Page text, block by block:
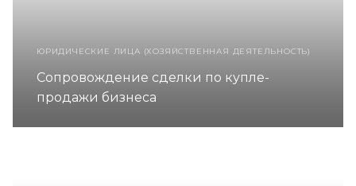
ЮРИДИЧЕСКИЕ ЛИЦА (ХОЗЯЙСТВЕННАЯ ДЕЯТЕЛЬНОСТЬ)
Сопровождение сделки по купле-
продажи бизнеса